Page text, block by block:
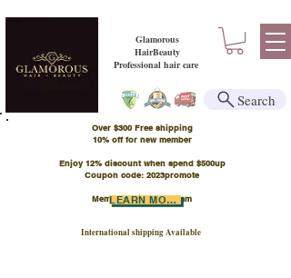
Glamorous
HairBeauty
Professional hair care
Over $300 Free shipping
​10% off for new member
Enjoy 12% discount when spend $500up
Coupon code: 2023promote
Member Points Program
International shipping Available
LEARN MORE
Search